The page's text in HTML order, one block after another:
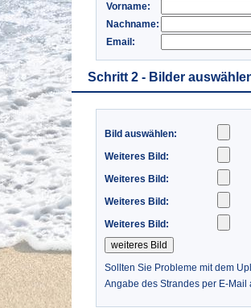
Vorname:
Nachname:
Email:
Schritt 2 - Bilder
Bild auswählen:
Weiteres Bild:
Weiteres Bild:
Weiteres Bild:
Weiteres Bild:
Sollten Sie Probleme mit dem
Angabe des Strandes per E-